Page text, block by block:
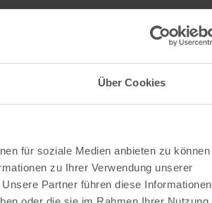
Über Cookies
für soziale Medien anbieten zu können
zu Ihrer Verwendung unserer
Partner führen diese Informationen